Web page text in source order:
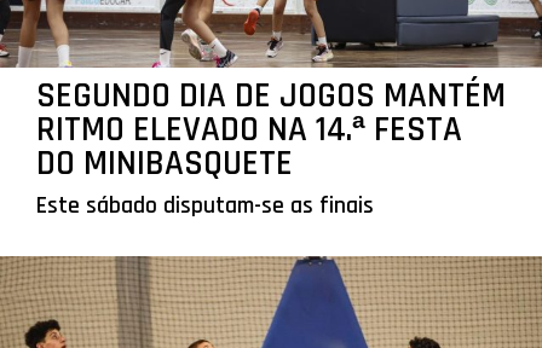
SEGUNDO DIA DE JOGOS MANTÉM
RITMO ELEVADO NA 14.ª FESTA
DO MINIBASQUETE
Este sábado disputam-se as finais